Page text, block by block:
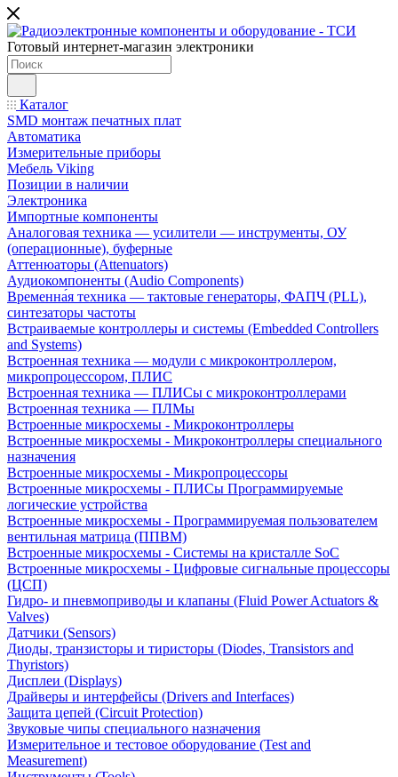
Готовый интернет-магазин электроники
Каталог
SMD монтаж печатных плат
Автоматика
Измерительные приборы
Мебель Viking
Позиции в наличии
Электроника
Импортные компоненты
Аналоговая техника — усилители — инструменты, ОУ
(операционные), буферные
Аттенюаторы (Attenuators)
Аудиокомпоненты (Audio Components)
Временна́я техника — тактовые генераторы, ФАПЧ (PLL),
синтезаторы частоты
Встраиваемые контроллеры и системы (Embedded Controllers
and Systems)
Встроенная техника — модули с микроконтроллером,
микропроцессором, ПЛИС
Встроенная техника — ПЛИСы с микроконтроллерами
Встроенная техника — ПЛМы
Встроенные микросхемы - Микроконтроллеры
Встроенные микросхемы - Микроконтроллеры специального
назначения
Встроенные микросхемы - Микропроцессоры
Встроенные микросхемы - ПЛИСы Программируемые
логические устройства
Встроенные микросхемы - Программируемая пользователем
вентильная матрица (ППВМ)
Встроенные микросхемы - Системы на кристалле SoC
Встроенные микросхемы - Цифровые сигнальные процессоры
(ЦСП)
Гидро- и пневмоприводы и клапаны (Fluid Power Actuators &
Valves)
Датчики (Sensors)
Диоды, транзисторы и тиристоры (Diodes, Transistors and
Thyristors)
Дисплеи (Displays)
Драйверы и интерфейсы (Drivers and Interfaces)
Защита цепей (Circuit Protection)
Звуковые чипы специального назначения
Измерительное и тестовое оборудование (Test and
Measurement)